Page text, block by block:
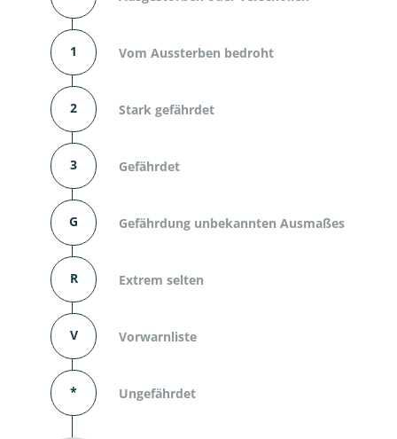
1 Vom Aussterben bedroht
2 Stark gefährdet
3 Gefährdet
G Gefährdung unbekannten Ausmaßes
R Extrem selten
V Vorwarnliste
* Ungefährdet